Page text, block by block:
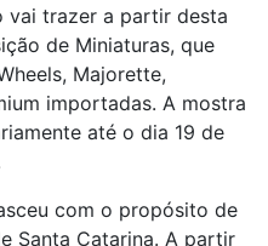
vai trazer a partir desta
de Miniaturas, que
Majorette,
importadas. A mostra
até o dia 19 de
com o propósito de
Santa Catarina. A partir